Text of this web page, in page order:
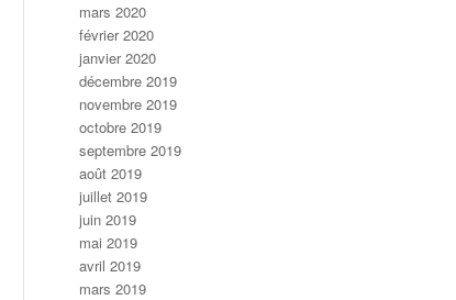
mars 2020
février 2020
janvier 2020
décembre 2019
novembre 2019
octobre 2019
septembre 2019
août 2019
juillet 2019
juin 2019
mai 2019
avril 2019
mars 2019